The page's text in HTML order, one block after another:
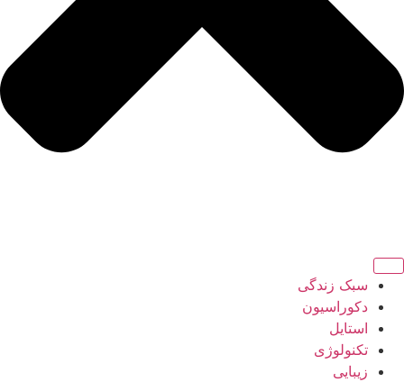
سبک زندگی
دکوراسیون
استایل
تکنولوژی
زیبایی